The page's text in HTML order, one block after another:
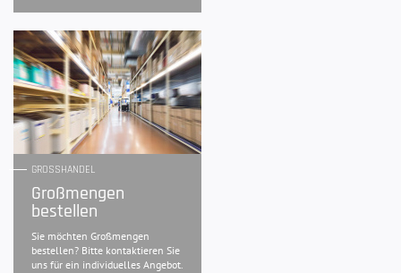
GROSSHANDEL
Großmengen
bestellen
Sie möchten Großmengen
bestellen? Bitte kontaktieren Sie
uns für ein individuelles Angebot.